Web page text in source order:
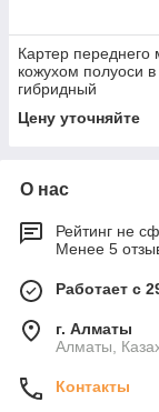
Картер переднего
кожухом полуоси в
гибридный
Цену уточняйте
О нас
Рейтинг не
Менее 5
Работает с
г. Алматы
Алматы,
Контакты